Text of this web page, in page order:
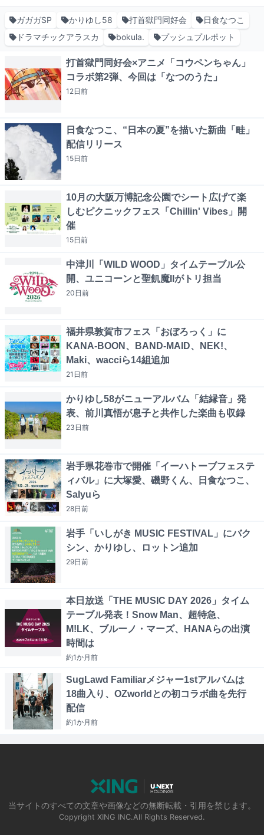
ガガガSP かりゆし58 打首獄門同好会
日食なつこ
ドラマチックアラスカ
bokula. プッシュプルポット
打首獄門同好会×アニメ「コウペンちゃん」
コラボ第2弾、今回は「なつのうた」
12日前
日食なつこ、“日本の夏”を描いた新曲「畦」
配信リリース
15日前
10月の大阪万博記念公園でシート広げて楽
しむピクニックフェス「Chillin' Vibes」開
催
15日前
中津川「WILD WOOD」タイムテーブル公
開、ユニコーンと聖飢魔IIがトリ担当
20日前
福井県敦賀市フェス「おぼろっく」に
KANA-BOON、BAND-MAID、NEK!、
Maki、wacciら14組追加
21日前
かりゆし58がニューアルバム「結縁音」発
表、前川真悟が息子と共作した楽曲も収録
23日前
岩手県花巻市で開催「イーハトーブフェステ
ィバル」に大塚愛、磯野くん、日食なつこ、
Salyuら
28日前
岩手「いしがき MUSIC FESTIVAL」にバク
シン、かりゆし、ロットン追加
29日前
本日放送「THE MUSIC DAY 2026」タイム
テーブル発表！Snow Man、超特急、
M!LK、ブルーノ・マーズ、HANAらの出演
時間は
約1か月前
SugLawd Familiarメジャー1stアルバムは
18曲入り、OZworldとの初コラボ曲を先行
配信
約1か月前
当サイトのすべての文章や画像などの無断転載・引用を禁じます。
Copyright XING INC.All Rights Reserved.